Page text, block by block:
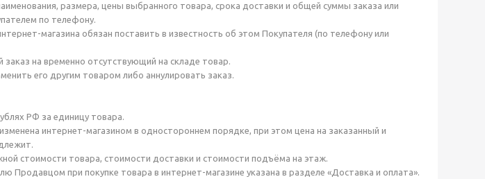
размера, цены выбранного товара, срока доставки и общей суммы заказа или
по телефону.
магазина обязан поставить в известность об этом Покупателя (по телефону или
на временно отсутствующий на складе товар.
его другим товаром либо аннулировать заказ.
РФ за единицу товара.
интернет-магазином в одностороннем порядке, при этом цена на заказанный и
стоимости товара, стоимости доставки и стоимости подъёма на этаж.
Продавцом при покупке товара в интернет-магазине указана в разделе «Доставка и оплата».